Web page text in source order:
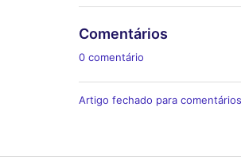
Comentários
0 comentário
Artigo fechado para